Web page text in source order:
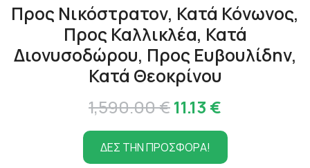
Προς Νικόστρατον, Κατά Κόνωνος,
Προς Καλλικλέα, Κατά
Διονυσοδώρου, Προς Ευβουλίδην,
Κατά Θεοκρίνου
1,590.00€Original
price
was:
11.13 €
τρέχουσα
τιμή
ΔΕΣ ΤΗΝ ΠΡΟΣΦΟΡΑ!